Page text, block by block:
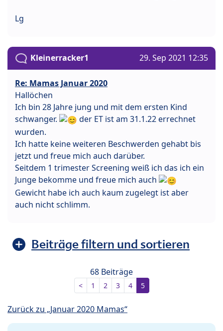
Lg
Kleinerracker1 29. Sep 2021 12:35
Re: Mamas Januar 2020
Hallöchen
Ich bin 28 Jahre jung und mit dem ersten Kind
schwanger.
der ET ist am 31.1.22 errechnet
wurden.
Ich hatte keine weiteren Beschwerden gehabt bis
jetzt und freue mich auch darüber.
Seitdem 1 trimester Screening weiß ich das ich ein
Junge bekomme und freue mich auch
Gewicht habe ich auch kaum zugelegt ist aber
auch nicht schlimm.
Beiträge filtern und sortieren
68 Beiträge
< 1 2 3 4 5
Zurück zu „Januar 2020 Mamas“